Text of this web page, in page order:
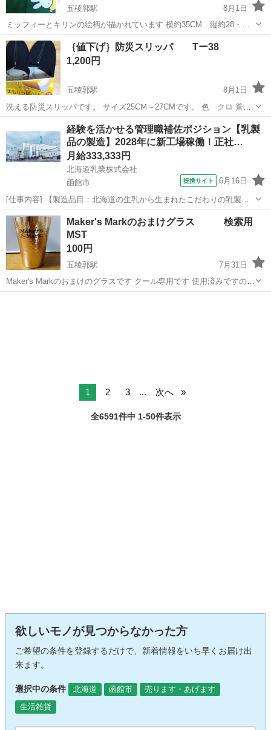
五稜郭駅
8月1日
ミッフィーとキリンの絵柄が描かれています 横約35CM 縦約28・
5CM 幅約15/5CM 持ち手の長さ約44CM 少々汚れがあります 写真
参照お願いします。 対応については、4日から1週間かかる場合もござ
います
北海道 函館市 五稜郭駅 その他 キリン
｛値下げ｝防災スリッパ Tー38
1,200円
五稜郭駅
8月1日
洗える防災スリッパです。 サイズ25CⅯ～27CMです。 色 クロ 普段
使いも出来る、足裏をしっかり守る構造になっているようです。
「釘」も通さない特殊シートが使われているようです。 写真参照お願
いします。 対応...
函館市 五稜郭駅 その他 シート
経験を活かせる管理職補佐ポジション【乳製
品の製造】2028年に新工場稼働！正社…
月給333,333円
北海道乳業株式会社
函館市
提携サイト 6月16日
[仕事内容] 【製造品目：北海道の生乳から生まれたこだわりの乳製
品】 ￣V￣￣￣￣￣￣￣￣￣ 市乳やヨーグルト、プリン、チーズ、バ
ター、 練乳、粉乳など、北海道産の乳製品・デザートの 製造・販売を
行っています。 自社ブラン...
北海道 函館市
Maker's Markのおまけグラス 検索用
MST
100円
五稜郭駅
7月31日
Maker's Markのおまけのグラスです クール専用です 使用済みですので
神経質な方はご遠慮下さい ノークレームノーリターンですが 受け取り
1 2 3 ... 次へ
全6591件中 1-50件表示
欲しいモノが見つからなかった方
ご希望の条件を登録するだけで、新着情報をいち早くお届け出
来ます。
選択中の条件 北海道 函館市
売ります・あげます
生活雑貨